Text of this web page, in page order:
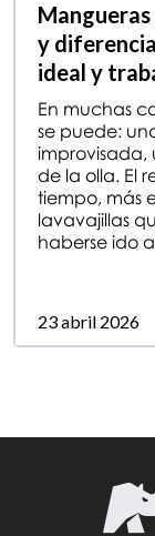
y
ideal y
En muchas
se puede:
improvisada,
de la olla. El
tiempo, más
lavavajillas
haberse ido
23 abril 2026